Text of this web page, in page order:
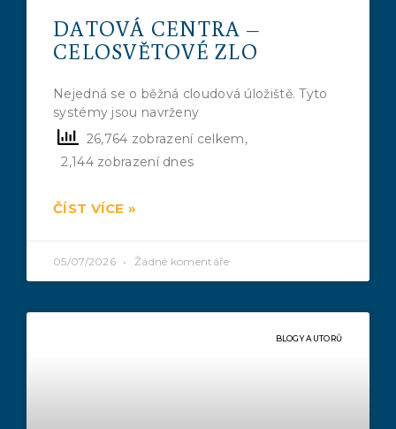
DATOVÁ CENTRA –
CELOSVĚTOVÉ ZLO
Nejedná se o běžná cloudová úložiště. Tyto
systémy jsou navrženy
26,764 zobrazení celkem,
2,144 zobrazení dnes
ČÍST VÍCE »
05/07/2026 Žádné komentáře
BLOGY AUTORŮ